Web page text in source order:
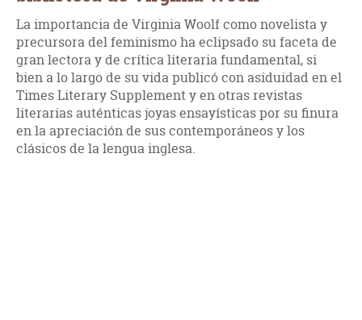
La importancia de Virginia Woolf como novelista y
precursora del feminismo ha eclipsado su faceta de
gran lectora y de crítica literaria fundamental, si
bien a lo largo de su vida publicó con asiduidad en el
Times Literary Supplement y en otras revistas
literarias auténticas joyas ensayísticas por su finura
en la apreciación de sus contemporáneos y los
clásicos de la lengua inglesa.